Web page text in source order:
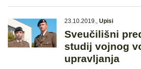
23.10.2019., Upisi
Sveučilišni
studij vojnog
upravljanja